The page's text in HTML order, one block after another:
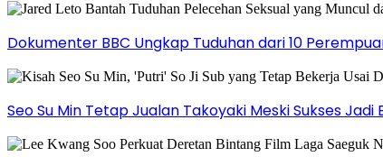
Dokumenter BBC Ungkap Tuduhan dari 10
Seo Su Min Tetap Jualan Takoyaki Meski Sukses